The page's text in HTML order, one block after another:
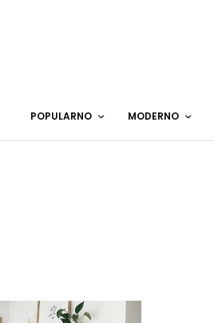
POPULARNO MODERNO